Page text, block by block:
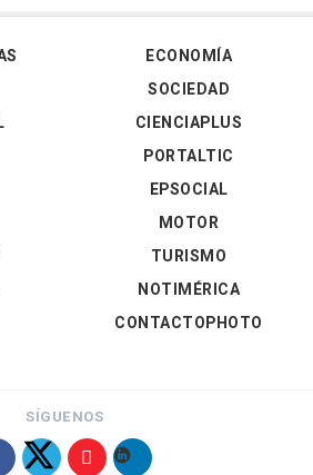
ECONOMÍA
SOCIEDAD
CIENCIAPLUS
PORTALTIC
EPSOCIAL
MOTOR
TURISMO
NOTIMÉRICA
CONTACTOPHOTO
SÍGUENOS